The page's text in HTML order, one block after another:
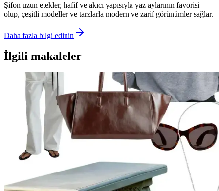
Şifon uzun etekler, hafif ve akıcı yapısıyla yaz aylarının favorisi
olup, çeşitli modeller ve tarzlarla modern ve zarif görünümler sağlar.
Daha fazla bilgi edinin
İlgili makaleler